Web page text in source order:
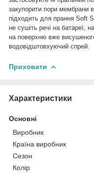
закупорити пори мембрани
підходить для прання Soft
не сушіть речі на батареї,
на поверхню вже
водовідштовхуючий спрей.
Приховати
Характеристики
Основні
Виробник
Країна виробник
Сезон
Колір